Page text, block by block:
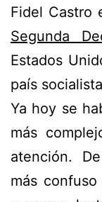
Fidel Castro
Segunda
Estados
país
Ya hoy se
más
atención.
más